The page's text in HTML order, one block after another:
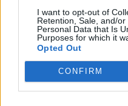
I want to opt-out of
Retention, Sale, and/
Personal Data that Is
Purposes for which it
Opted Out
CONFIRM
Új vezetőt neveztek ki a
szemléletváltást ígér az
Sinka Edit vezeti a jövőben a